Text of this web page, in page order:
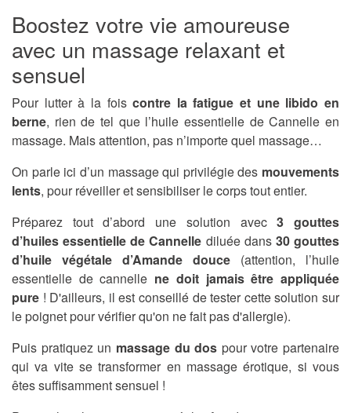
Boostez votre vie amoureuse
avec un massage relaxant et
sensuel
Pour lutter à la foiscontre la fatigue et une libido en
berne, rien de tel que l’huile essentielle de Cannelle en
massage. Mais attention, pas n’importe quel massage…
On parle ici d’un massage qui privilégie des mouvements
lents, pour réveiller et sensibiliser le corps tout entier.
Préparez tout d’abord une solution avec3 gouttes
d’huiles essentielle de Cannelle diluée dans 30 gouttes
d’huile végétale d’Amande douce (attention, l’huile
essentielle de cannelle ne doit jamais être appliquée
pure ! D'ailleurs, il est conseillé de tester cette solution sur
le poignet pour vérifier qu'on ne fait pas d'allergie).
Puis pratiquez un massage du dos pour votre partenaire
qui va vite se transformer en massage érotique, si vous
êtes suffisamment sensuel !